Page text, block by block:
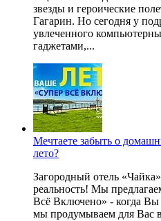
звезды и героические
Гагарин. Но сегодня у
увлеченного
гаджетами,...
Мечтаете забыть о
лето?
Загородный отель
реальность! Мы
Всё Включено» - когда Вы
мы продумываем для Вас